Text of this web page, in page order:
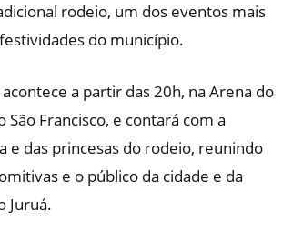
rodeio, um dos eventos mais
do município.
a partir das 20h, na Arena do
São Francisco, e contará com a
e das princesas do rodeio, reunindo
e o público da cidade e da
Juruá.